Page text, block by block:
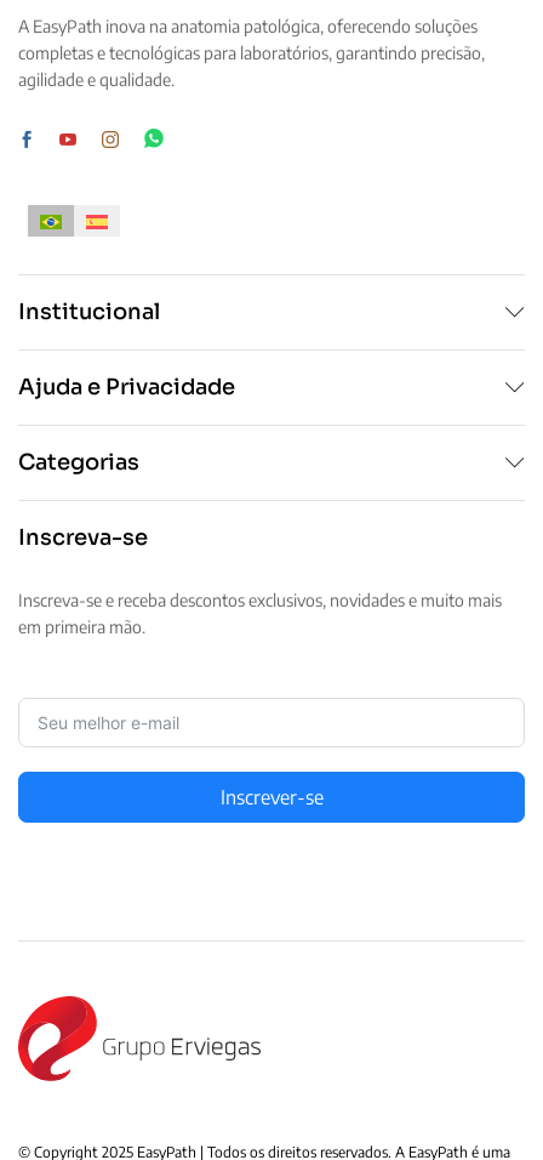
A EasyPath inova na anatomia patológica, oferecendo soluções
completas e tecnológicas para laboratórios, garantindo precisão,
agilidade e qualidade.
Institucional
Ajuda e Privacidade
Categorias
Inscreva-se
Inscreva-se e receba descontos exclusivos, novidades e muito mais
em primeira mão.
Inscrever-se
© Copyright 2025 EasyPath | Todos os direitos reservados. A EasyPath é uma